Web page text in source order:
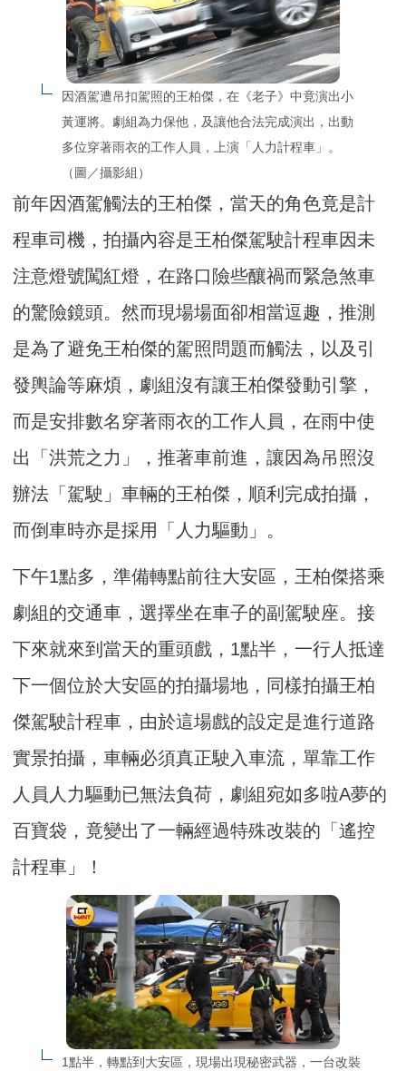
因酒駕遭吊扣駕照的王柏傑，在《老子》中竟演出小
黃運將。劇組為力保他，及讓他合法完成演出，出動
多位穿著雨衣的工作人員，上演「人力計程車」。
（圖／攝影組）
前年因酒駕觸法的王柏傑，當天的角色竟是計
程車司機，拍攝內容是王柏傑駕駛計程車因未
注意燈號闖紅燈，在路口險些釀禍而緊急煞車
的驚險鏡頭。然而現場場面卻相當逗趣，推測
是為了避免王柏傑的駕照問題而觸法，以及引
發輿論等麻煩，劇組沒有讓王柏傑發動引擎，
而是安排數名穿著雨衣的工作人員，在雨中使
出「洪荒之力」，推著車前進，讓因為吊照沒
辦法「駕駛」車輛的王柏傑，順利完成拍攝，
而倒車時亦是採用「人力驅動」。
下午1點多，準備轉點前往大安區，王柏傑搭乘
劇組的交通車，選擇坐在車子的副駕駛座。接
下來就來到當天的重頭戲，1點半，一行人抵達
下一個位於大安區的拍攝場地，同樣拍攝王柏
傑駕駛計程車，由於這場戲的設定是進行道路
實景拍攝，車輛必須真正駛入車流，單靠工作
人員人力驅動已無法負荷，劇組宛如多啦A夢的
百寶袋，竟變出了一輛經過特殊改裝的「遙控
計程車」！
1點半，轉點到大安區，現場出現秘密武器，一台改裝